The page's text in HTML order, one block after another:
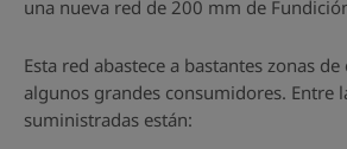
una nueva red de 200 mm de
Esta red abastece a bastantes zonas
algunos grandes consumidores. Entre
suministradas están: